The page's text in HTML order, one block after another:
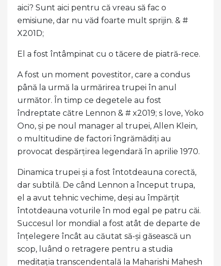
aici? Sunt aici pentru că vreau să fac o
emisiune, dar nu văd foarte mult sprijin. & #
X201D;
El a fost întâmpinat cu o tăcere de piatră-rece.
A fost un moment povestitor, care a condus
până la urmă la urmărirea trupei în anul
următor. În timp ce degetele au fost
îndreptate către Lennon & # x2019; s love, Yoko
Ono, și pe noul manager al trupei, Allen Klein,
o multitudine de factori îngrămădiți au
provocat despărțirea legendară în aprilie 1970.
Dinamica trupei și a fost întotdeauna corectă,
dar subtilă. De când Lennon a început trupa,
el a avut tehnic vechime, deși au împărțit
întotdeauna voturile în mod egal pe patru căi.
Succesul lor mondial a fost atât de departe de
înțelegere încât au căutat să-și găsească un
scop, luând o retragere pentru a studia
meditația transcendentală la Maharishi Mahesh